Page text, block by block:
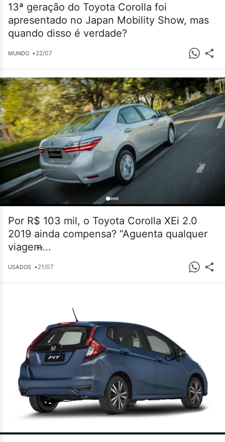
13ª geração do Toyota Corolla foi
apresentado no Japan Mobility Show, mas
quando disso é verdade?
MUNDO •22/07
Por R$ 103 mil, o Toyota Corolla XEi 2.0
2019 ainda compensa? “Aguenta qualquer
viagem̶...
USADOS •21/07